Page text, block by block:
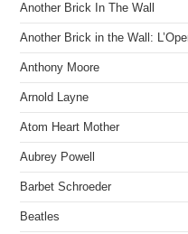
Another Brick In The Wall
Another Brick in the Wall:
Anthony Moore
Arnold Layne
Atom Heart Mother
Aubrey Powell
Barbet Schroeder
Beatles